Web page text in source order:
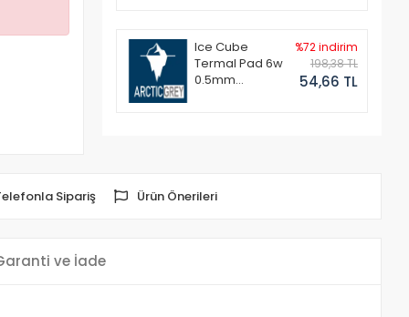
Ice Cube
Termal Pad 6w
0.5mm
%72 indirim
198,38 TL
54,66 TL
Sipariş Ürün Önerileri
ve İade